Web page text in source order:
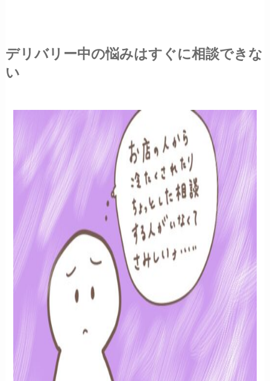
デリバリー中の悩みはすぐに相談できな
い